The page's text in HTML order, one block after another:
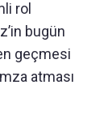
rol
bugün
geçmesi
atması